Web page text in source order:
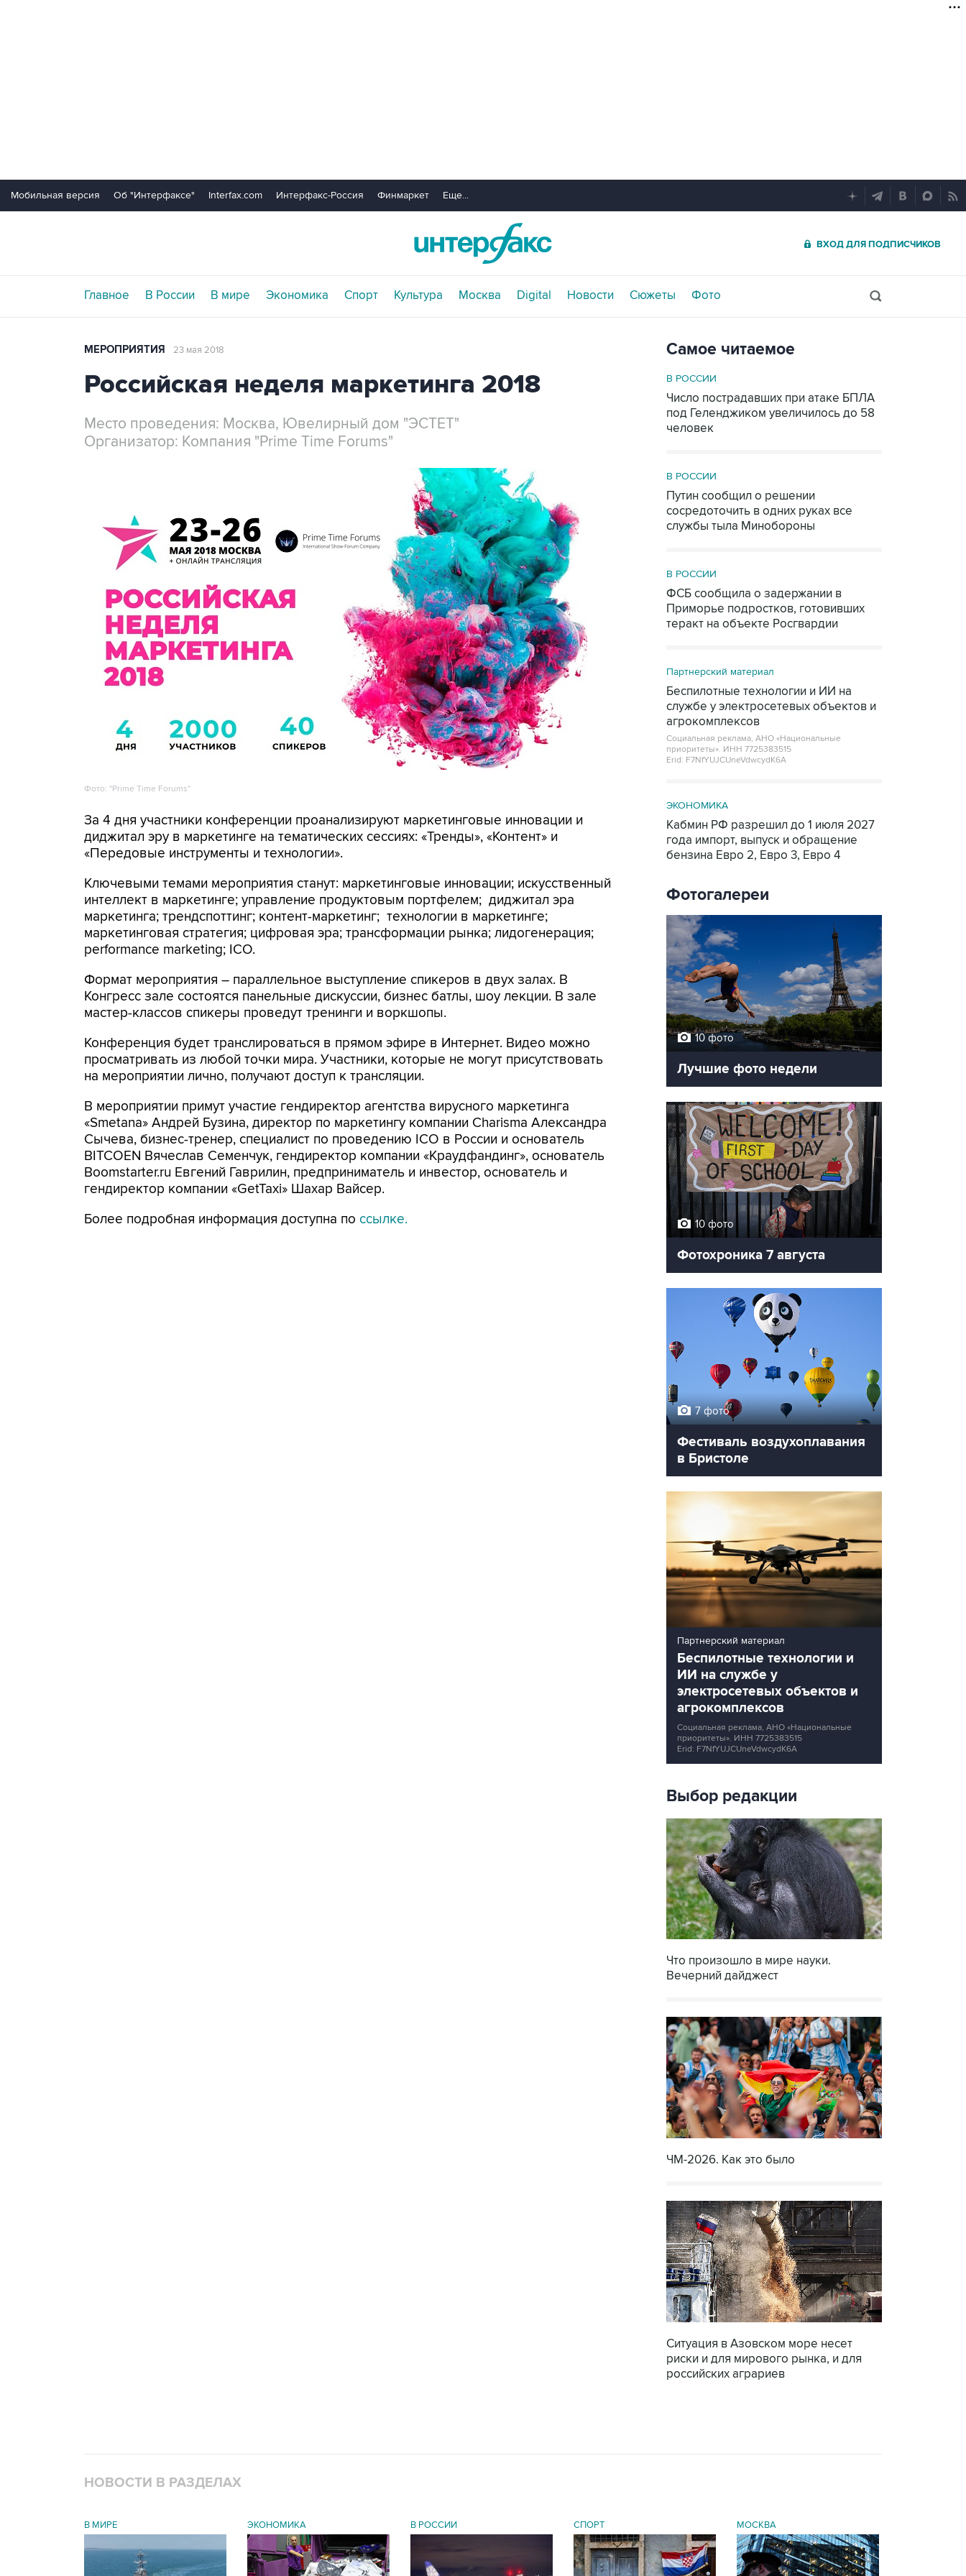
Мобильная версия Об "Интерфаксе" Interfax.com Интерфакс-Россия Финмаркет Еще...
ВХОД ДЛЯ ПОДПИСЧИКОВ
Главное В России В мире Экономика Спорт Культура Москва Digital Новости Сюжеты Фото
МЕРОПРИЯТИЯ 23 мая 2018
Российская неделя маркетинга 2018
Место проведения: Москва, Ювелирный дом "ЭСТЕТ"
Организатор: Компания "Prime Time Forums"
Фото: "Prime Time Forums"
За 4 дня участники конференции проанализируют маркетинговые инновации и
диджитал эру в маркетинге на тематических сессиях: «Тренды», «Контент» и
«Передовые инструменты и технологии».
Ключевыми темами мероприятия станут: маркетинговые инновации; искусственный
интеллект в маркетинге; управление продуктовым портфелем; диджитал эра
маркетинга; трендспоттинг; контент-маркетинг; технологии в маркетинге;
маркетинговая стратегия; цифровая эра; трансформации рынка; лидогенерация;
performance marketing; ICO.
Формат мероприятия – параллельное выступление спикеров в двух залах. В
Конгресс зале состоятся панельные дискуссии, бизнес батлы, шоу лекции. В зале
мастер-классов спикеры проведут тренинги и воркшопы.
Конференция будет транслироваться в прямом эфире в Интернет. Видео можно
просматривать из любой точки мира. Участники, которые не могут присутствовать
на мероприятии лично, получают доступ к трансляции.
В мероприятии примут участие гендиректор агентства вирусного маркетинга
«Smetana» Андрей Бузина, директор по маркетингу компании Charisma Александра
Сычева, бизнес-тренер, специалист по проведению ICO в России и основатель
BITCOEN Вячеслав Семенчук, гендиректор компании «Краудфандинг», основатель
Boomstarter.ru Евгений Гаврилин, предприниматель и инвестор, основатель и
гендиректор компании «GetTaxi» Шахар Вайсер.
Более подробная информация доступна по ссылке.
Самое читаемое
В РОССИИ
Число пострадавших при атаке БПЛА
под Геленджиком увеличилось до 58
человек
В РОССИИ
Путин сообщил о решении
сосредоточить в одних руках все
службы тыла Минобороны
В РОССИИ
ФСБ сообщила о задержании в
Приморье подростков, готовивших
теракт на объекте Росгвардии
Партнерский материал
Беспилотные технологии и ИИ на
службе у электросетевых объектов и
агрокомплексов
Социальная реклама, АНО «Национальные
приоритеты». ИНН 7725383515
Erid: F7NfYUJCUneVdwcydK6A
ЭКОНОМИКА
Кабмин РФ разрешил до 1 июля 2027
года импорт, выпуск и обращение
бензина Евро 2, Евро 3, Евро 4
Фотогалереи
10 фото
Лучшие фото недели
10 фото
Фотохроника 7 августа
7 фото
Фестиваль воздухоплавания
в Бристоле
Партнерский материал
Беспилотные технологии и
ИИ на службе у
электросетевых объектов и
агрокомплексов
Социальная реклама, АНО «Национальные
приоритеты». ИНН 7725383515
Erid: F7NfYUJCUneVdwcydK6A
Выбор редакции
Что произошло в мире науки.
Вечерний дайджест
ЧМ-2026. Как это было
Ситуация в Азовском море несет
риски и для мирового рынка, и для
российских аграриев
НОВОСТИ В РАЗДЕЛАХ
В МИРЕ ЭКОНОМИКА В РОССИИ СПОРТ МОСКВА